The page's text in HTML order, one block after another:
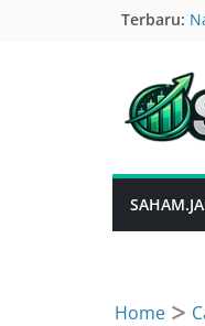
Terbaru:
Home